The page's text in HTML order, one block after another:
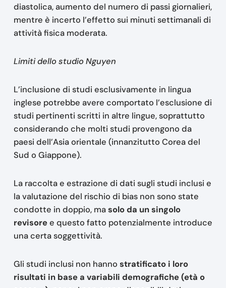
diastolica, aumento del numero di passi giornalieri,
mentre è incerto l’effetto sui minuti settimanali di
attività fisica moderata.
Limiti dello studio Nguyen
L’inclusione di studi esclusivamente in lingua
inglese potrebbe avere comportato l’esclusione di
studi pertinenti scritti in altre lingue, soprattutto
considerando che molti studi provengono da
paesi dell’Asia orientale (innanzitutto Corea del
Sud o Giappone).
La raccolta e estrazione di dati sugli studi inclusi e
la valutazione del rischio di bias non sono state
condotte in doppio, masolo da un singolo
revisoree questo fatto potenzialmente introduce
una certa soggettività.
Gli studi inclusi non hanno stratificato i loro
risultati in base a variabili demografiche (età o